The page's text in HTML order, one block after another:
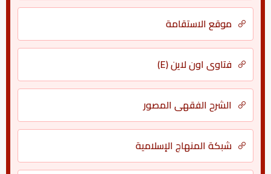
موقع الاستقامة
فتاوى اون لاين (E)
الشرح الفقهي المصور
شبكة المنهاج الإسلامية